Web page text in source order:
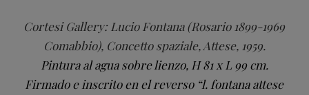
Cortesi Gallery: Lucio Fontana (Rosario 1899-1969
Comabbio), Concetto spaziale, Attese, 1959.
Pintura al agua sobre lienzo, H 81 x L 99 cm.
Firmado e inscrito en el reverso “l. fontana attese